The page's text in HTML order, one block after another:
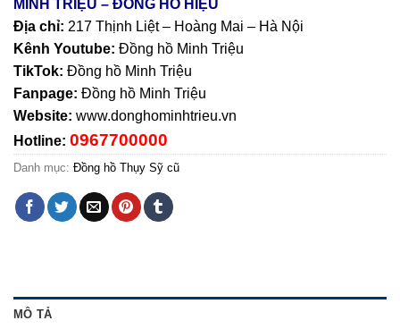
MINH TRIỆU – ĐỒNG HỒ HIỆU
Địa chỉ: 217 Thịnh Liệt – Hoàng Mai – Hà Nội
Kênh Youtube: Đồng hồ Minh Triệu
TikTok: Đồng hồ Minh Triệu
Fanpage: Đồng hồ Minh Triệu
Website: www.donghominhtrieu.vn
Hotline: 0967700000
Danh mục: Đồng hồ Thụy Sỹ cũ
MÔ TẢ